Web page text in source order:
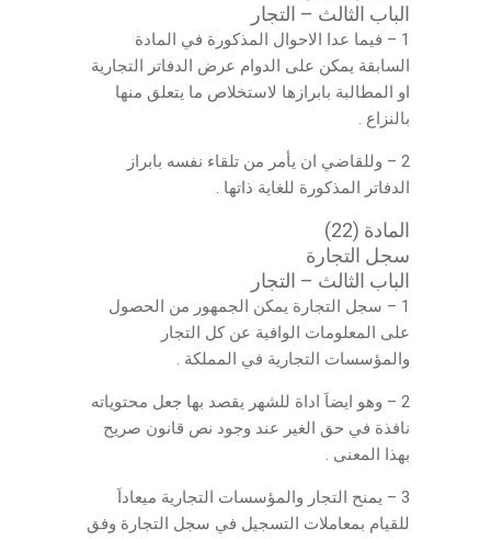
الباب الثالث – التجار
1 – فيما عدا الاحوال المذكورة في المادة
السابقة يمكن على الدوام عرض الدفاتر التجارية
او المطالبة بابرازها لاستخلاص ما يتعلق منها
بالنزاع .
2 – وللقاضي ان يأمر من تلقاء نفسه بابراز
الدفاتر المذكورة للغاية ذاتها .
المادة (22)
سجل التجارة
الباب الثالث – التجار
1 – سجل التجارة يمكن الجمهور من الحصول
على المعلومات الوافية عن كل التجار
والمؤسسات التجارية في المملكة .
2 – وهو ايضاَ اداة للشهر يقصد بها جعل محتوياته
نافذة في حق الغير عند وجود نص قانون صريح
بهذا المعنى .
3 – يمنح التجار والمؤسسات التجارية ميعاداَ
للقيام بمعاملات التسجيل في سجل التجارة وفق